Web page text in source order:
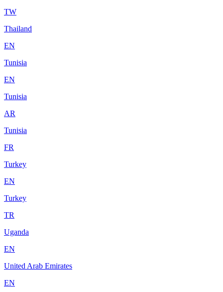
TW
Thailand
EN
Tunisia
EN
Tunisia
AR
Tunisia
FR
Turkey
EN
Turkey
TR
Uganda
EN
United Arab Emirates
EN